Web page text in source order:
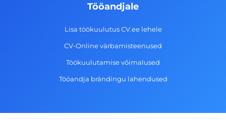
Tööandjale
Lisa töökuulutus CV.ee lehele
CV-Online värbamisteenused
Töökuulutamise võimalused
Tööandja brändingu lahendused